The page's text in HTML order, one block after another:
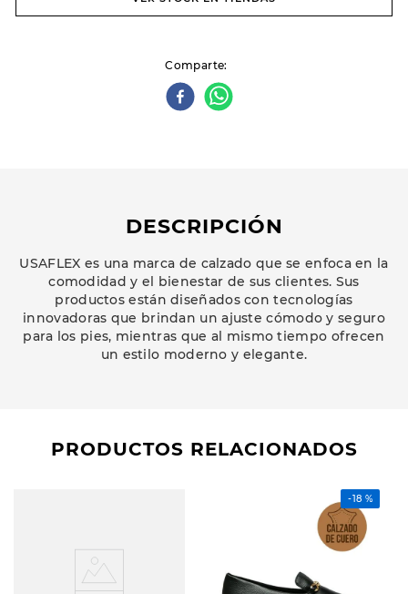
Comparte
DESCRIPCIÓN
USAFLEX es una marca de calzado que se enfoca en la
comodidad y el bienestar de sus clientes. Sus
productos están diseñados con tecnologías
innovadoras que brindan un ajuste cómodo y seguro
para los pies, mientras que al mismo tiempo ofrecen
un estilo moderno y elegante.
PRODUCTOS RELACIONADOS
-18 %